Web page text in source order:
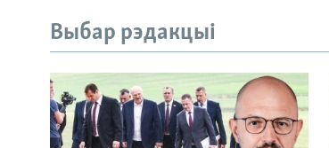
Выбар рэдакцыі